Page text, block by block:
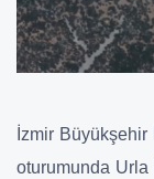
İzmir
oturumunda